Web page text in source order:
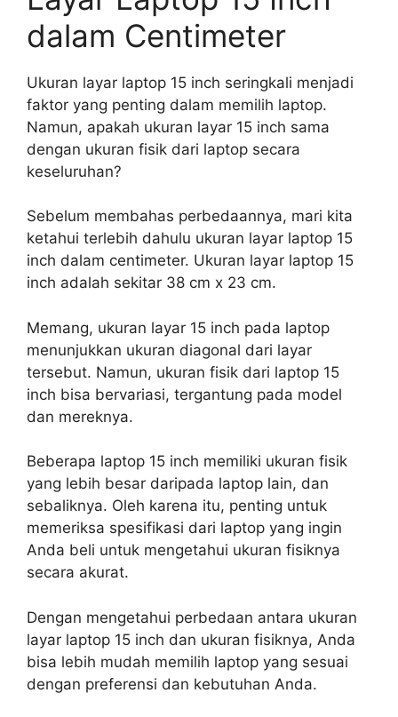
dalam Centimeter
Ukuran layar laptop 15 inch seringkali menjadi
faktor yang penting dalam memilih laptop.
Namun, apakah ukuran layar 15 inch sama
dengan ukuran fisik dari laptop secara
keseluruhan?
Sebelum membahas perbedaannya, mari kita
ketahui terlebih dahulu ukuran layar laptop 15
inch dalam centimeter. Ukuran layar laptop 15
inch adalah sekitar 38 cm x 23 cm.
Memang, ukuran layar 15 inch pada laptop
menunjukkan ukuran diagonal dari layar
tersebut. Namun, ukuran fisik dari laptop 15
inch bisa bervariasi, tergantung pada model
dan mereknya.
Beberapa laptop 15 inch memiliki ukuran fisik
yang lebih besar daripada laptop lain, dan
sebaliknya. Oleh karena itu, penting untuk
memeriksa spesifikasi dari laptop yang ingin
Anda beli untuk mengetahui ukuran fisiknya
secara akurat.
Dengan mengetahui perbedaan antara ukuran
layar laptop 15 inch dan ukuran fisiknya, Anda
bisa lebih mudah memilih laptop yang sesuai
dengan preferensi dan kebutuhan Anda.